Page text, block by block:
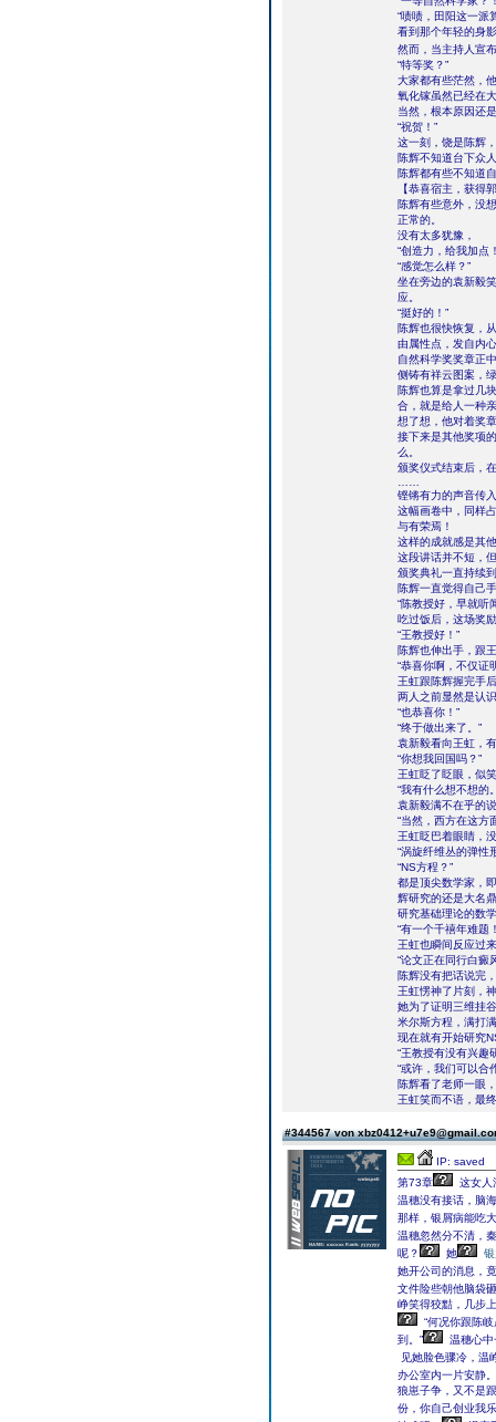
“啧啧，田阳这一派
看到那个年轻的身
然而，当主持人宣
“特等奖？”
大家都有些茫然，
氧化镓虽然已经在
当然，根本原因还
“祝贺！”
这一刻，饶是陈辉
陈辉不知道台下众
陈辉都有些不知道
【恭喜宿主，获得
陈辉有些意外，没
正常的。
没有太多犹豫，
“创造力，给我加点
“感觉怎么样？”
坐在旁边的袁新毅
应。
“挺好的！”
陈辉也很快恢复，
由属性点，发自内
自然科学奖奖章正
侧铸有祥云图案，
陈辉也算是拿过几
合，就是给人一种
想了想，他对着奖
接下来是其他奖项
么。
颁奖仪式结束后，
铿锵有力的声音传
这幅画卷中，同样
与有荣焉！
这样的成就感是其
这段讲话并不短，
颁奖典礼一直持续
陈辉一直觉得自己
“陈教授好，早就听
吃过饭后，这场奖
“王教授好！”
陈辉也伸出手，跟
“恭喜你啊，不仅证
王虹跟陈辉握完手
两人之前显然是认
“也恭喜你！”
“终于做出来了。”
袁新毅看向王虹，
“你想我回国吗？”
王虹眨了眨眼，似
“我有什么想不想的
袁新毅满不在乎的
“当然，西方在这方
王虹眨巴着眼睛，
“涡旋纤维丛的弹性
“NS方程？”
都是顶尖数学家，
辉研究的还是大名
研究基础理论的数
“有一个千禧年难题
王虹也瞬间反应过
“论文正在同行白癜
陈辉没有把话说完
王虹愣神了片刻，
她为了证明三维挂
米尔斯方程，满打
现在就有开始研究
“王教授有没有兴趣
“或许，我们可以合
陈辉看了老师一眼
王虹笑而不语，最
#344567 von
IP: saved
第73章
这女人
温穗没有接话，脑
那样，银屑病能吃
温穗忽然分不清，
呢？
她
她开公司的消息，
文件险些朝他脑袋
峥笑得狡黠，几步
“何况你跟陈
到。”
温穗心中
见她脸色骤冷，温
办公室内一片安静。
狼崽子争，又不是
份，你自己创业我